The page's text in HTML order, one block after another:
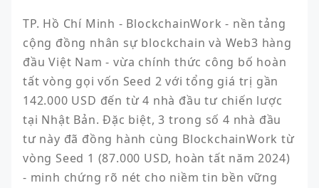
TP. Hồ Chí Minh - BlockchainWork - nền tảng
cộng đồng nhân sự blockchain và Web3 hàng
đầu Việt Nam - vừa chính thức công bố hoàn
tất vòng gọi vốn Seed 2 với tổng giá trị gần
142.000 USD đến từ 4 nhà đầu tư chiến lược
tại Nhật Bản. Đặc biệt, 3 trong số 4 nhà đầu
tư này đã đồng hành cùng BlockchainWork từ
vòng Seed 1 (87.000 USD, hoàn tất năm 2024)
- minh chứng rõ nét cho niềm tin bền vững